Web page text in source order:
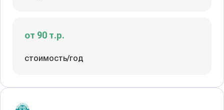
от 90 т.р.
стоимость/год